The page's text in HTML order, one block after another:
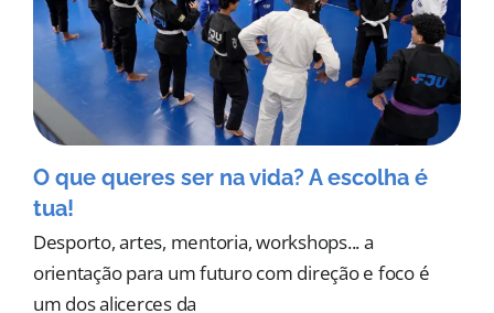
O que queres ser na vida? A escolha é
tua!
Desporto, artes, mentoria, workshops... a
orientação para um futuro com direção e foco é
um dos alicerces da